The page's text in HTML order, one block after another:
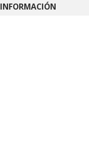
INFORMACIÓN